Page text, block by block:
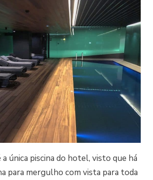
a única piscina do hotel, visto que há
para mergulho com vista para toda